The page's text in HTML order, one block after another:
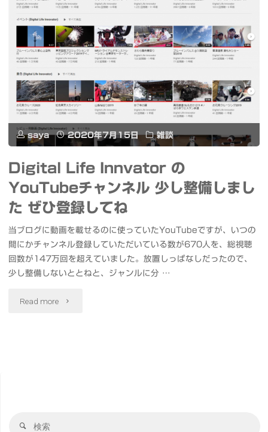
saya 2020年7月15日 雑談
Digital Life Innvator の
YouTubeチャンネル 少し整備しまし
た ぜひ登録してね
当ブログに動画を載せるのに使っていたYouTubeですが、いつの
間にかチャンネル登録していただいている数が670人を、総視聴
回数が147万回を超えていました。放置しっぱなしだったので、
少し整備しないととねと、ジャンルに分 …
Read more "Digital
検